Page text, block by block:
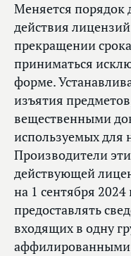
Меняется порядок
действия
прекращении
приниматься
форме.
изъятия
вещественными
используемых для
Производители
действующей
на 1 сентября 2024
предоставлять
входящих в одну